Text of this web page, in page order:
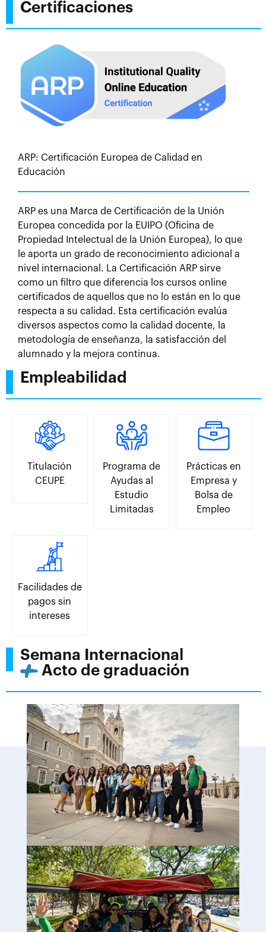
Certificaciones
ARP: Certificación Europea de Calidad en
Educación
ARP es una Marca de Certificación de la Unión
Europea concedida por la EUIPO (Oficina de
Propiedad Intelectual de la Unión Europea), lo que
le aporta un grado de reconocimiento adicional a
nivel internacional. La Certificación ARP sirve
como un filtro que diferencia los cursos online
certificados de aquellos que no lo están en lo que
respecta a su calidad. Esta certificación evalúa
diversos aspectos como la calidad docente, la
metodología de enseñanza, la satisfacción del
alumnado y la mejora continua.
Empleabilidad
Titulación
CEUPE
Programa de
Ayudas al
Estudio
Limitadas
Prácticas en
Empresa y
Bolsa de
Empleo
Facilidades de
pagos sin
intereses
Semana Internacional
Acto de graduación